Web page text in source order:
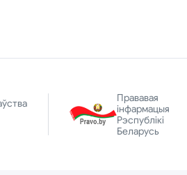
Прававая
інфармацыя
Рэспублікі
Беларусь